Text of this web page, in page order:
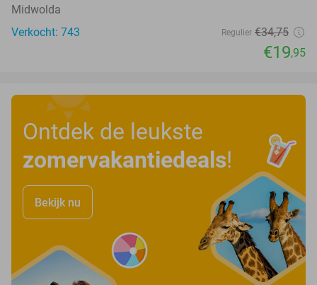
Midwolda
Verkocht: 743
Regulier €34,75
€19,95
Ontdek de leukste
zomervakantiedeals!
Bekijk nu